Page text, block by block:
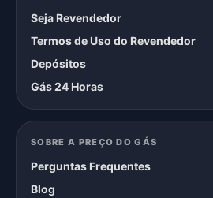
Seja Revendedor
Termos de Uso do Revendedor
Depósitos
Gás 24 Horas
SOBRE A PREÇO DO GÁS
Perguntas Frequentes
Blog